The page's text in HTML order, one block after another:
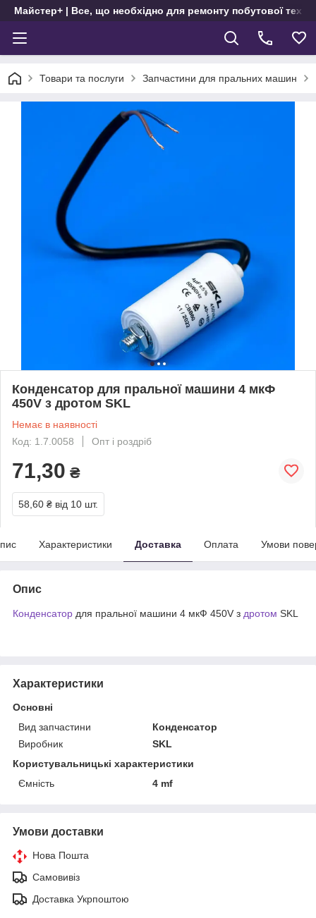
Майстер+ | Все, що необхідно для ремонту побутової
Товари та послуги Запчастини для пральних машин
Конденсатор для пральної машини 4 мкФ
450V з дротом SKL
Немає в наявності
Код: 1.7.0058
Опт і роздріб
71,30 ₴
58,60 ₴ від 10 шт.
Характеристики Доставка Оплата Умови
Опис
Конденсатор для пральної машини 4 мкФ 450V з дротом SKL
Характеристики
Основні
Вид запчастини
Конденсатор
Виробник
SKL
Користувальницькі характеристики
Ємність
4 mf
Умови доставки
Нова Пошта
Самовивіз
Доставка Укрпоштою